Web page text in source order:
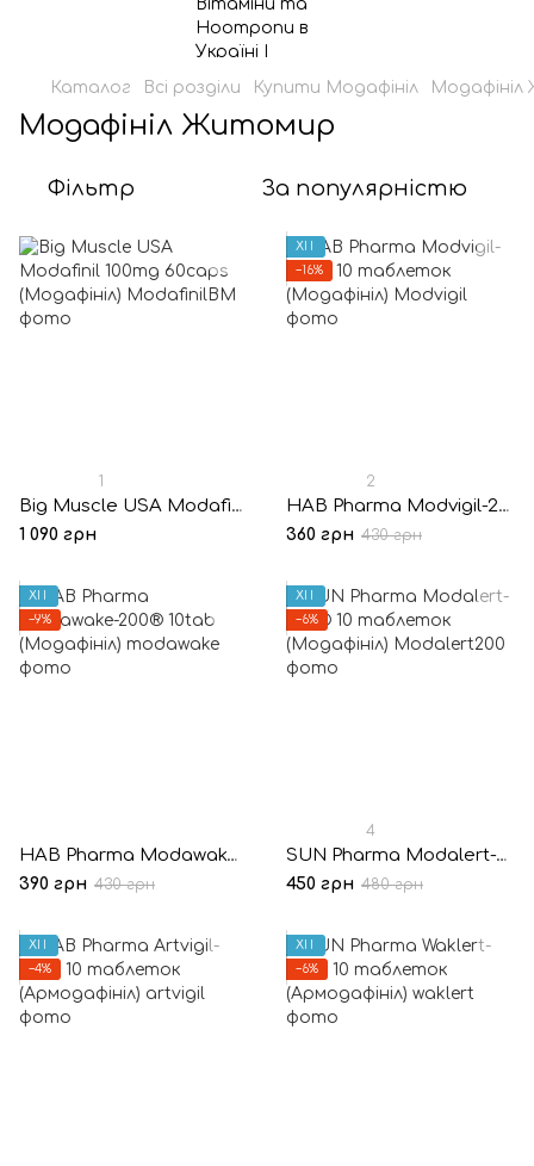
Каталог Всі розділи Купити Модафініл
Модафініл Житомир
Фільтр За популярністю
1
Big Muscle USA Modafinil 100mg 60caps (Модафініл)
1 090 грн
ХІТ
−16%
2
HAB Pharma Modvigil-200® 10 таблеток (Модафініл)
360 грн 430 грн
ХІТ
−9%
HAB Pharma Modawake-200® 10tab (Модафініл)
390 грн 430 грн
ХІТ
−6%
4
SUN Pharma Modalert-200® 10 таблеток (Модафініл)
450 грн 480 грн
ХІТ
−4%
ХІТ
−6%